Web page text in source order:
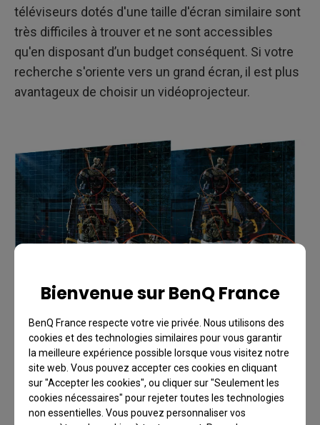
Bienvenue sur BenQ France
BenQ France respecte votre vie privée. Nous utilisons des
cookies et des technologies similaires pour vous garantir
la meilleure expérience possible lorsque vous visitez notre
site web. Vous pouvez accepter ces cookies en cliquant
sur "Accepter les cookies", ou cliquer sur "Seulement les
cookies nécessaires" pour rejeter toutes les technologies
non essentielles. Vous pouvez personnaliser vos
téléviseurs dotés d'une taille d'écran similaire sont
très difficiles à trouver et ne sont accessibles
qu'en disposant d’un budget conséquent. Si votre
recherche s'oriente vers un grand écran, il est plus
avantageux de choisir un vidéoprojecteur.
Résolution et qualité
d'image : la netteté d'un